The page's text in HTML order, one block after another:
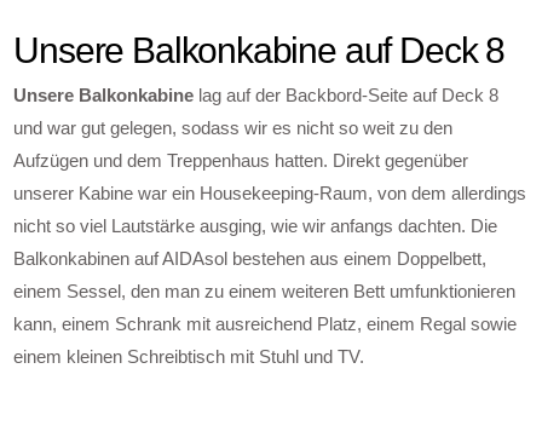
Unsere Balkonkabine auf Deck 8
Unsere Balkonkabine lag auf der Backbord-Seite auf Deck 8
und war gut gelegen, sodass wir es nicht so weit zu den
Aufzügen und dem Treppenhaus hatten. Direkt gegenüber
unserer Kabine war ein Housekeeping-Raum, von dem allerdings
nicht so viel Lautstärke ausging, wie wir anfangs dachten. Die
Balkonkabinen auf AIDAsol bestehen aus einem Doppelbett,
einem Sessel, den man zu einem weiteren Bett umfunktionieren
kann, einem Schrank mit ausreichend Platz, einem Regal sowie
einem kleinen Schreibtisch mit Stuhl und TV.